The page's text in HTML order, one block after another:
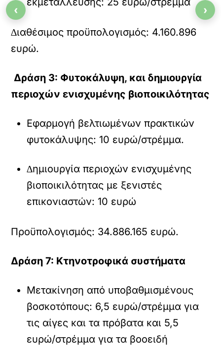
∆ιαθέσιµος προϋπολογισµός: 4.160.896
ευρώ.
∆ράση 3: Φυτοκάλυψη, και δηµιουργία
περιοχών ενισχυµένης βιοποικιλότητας
Εφαρµογή βελτιωµένων πρακτικών
φυτοκάλυψης: 10 ευρώ/στρέµµα.
∆ηµιουργία περιοχών ενισχυµένης
βιοποικιλότητας µε ξενιστές
επικονιαστών: 10 ευρώ
Προϋπολογισµός: 34.886.165 ευρώ.
∆ράση 7: Κτηνοτροφικά συστήµατα
Μετακίνηση από υποβαθµισµένους
βοσκοτόπους: 6,5 ευρώ/στρέµµα για
τις αίγες και τα πρόβατα και 5,5
ευρώ/στρέµµα για τα βοοειδή
‹ ›